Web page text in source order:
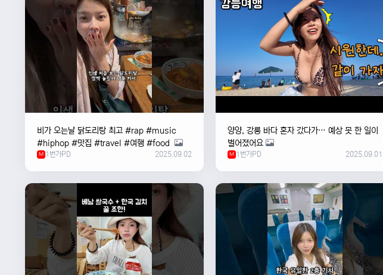
비가 오는날 ￼닭도리탕 최고 #rap #music
#hiphop #맛집 #travel #여행 #food ￼
M 1번가PD 2025.09.02
양양, 강릉 바다 혼자 갔다가… 예상 못 한 일이
벌어졌어요
M 1번가PD 2025.09.01